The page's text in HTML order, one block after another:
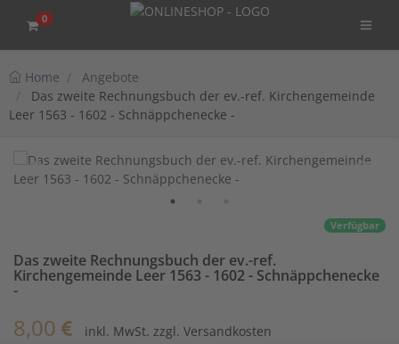
0
Home
Angebote
Das zweite Rechnungsbuch der ev.-ref. Kirchengemeinde
Leer 1563 - 1602 - Schnäppchenecke -
Verfügbar
Das zweite Rechnungsbuch der ev.-ref.
Kirchengemeinde Leer 1563 - 1602 - Schnäppchenecke
-
8,00 inkl. MwSt. zzgl. Versandkosten